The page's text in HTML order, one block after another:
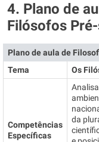
4. Plano de
Filósofos
Plano de aula de
Tema
Os
Competências
Específicas
da